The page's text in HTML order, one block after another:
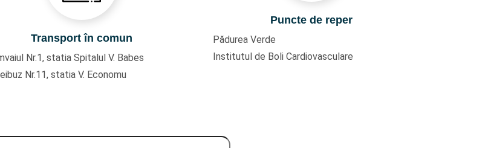
Transport în comun
Nr.1, statia Spitalul V. Babes
Nr.11, statia V. Economu
Puncte de reper
Pădurea Verde
Institutul de Boli Cardiovasculare